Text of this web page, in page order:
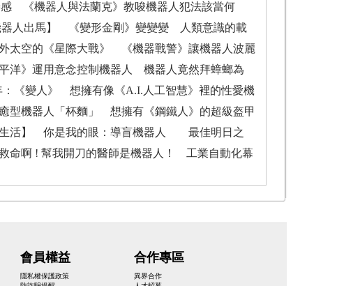
《機器人與法蘭克》教唆機器人犯法該當何
人出馬】 《變形金剛》變變變 人類意識的載
空的《星際大戰》 《機器戰警》讓機器人波麗
洋》運用意念控制機器人 機器人竟然拜蟑螂為
《變人》 想擁有像《A.I.人工智慧》裡的性愛機
機器人「杯麵」 想擁有《鋼鐵人》的超級盔甲
生活】 你是我的眼：導盲機器人 最佳明日之
啊 ! 幫我開刀的醫師是機器人！ 工業自動化幕
會員權益
隱私權保護政策
合作專區
異界合作